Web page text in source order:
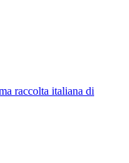
raccolta italiana di